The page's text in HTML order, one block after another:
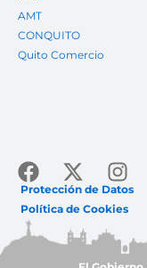
AMT
CONQUITO
Quito Comercio
Protección de Datos
Política de Cookies